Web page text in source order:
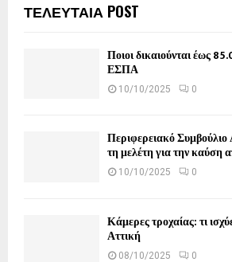
ΤΕΛΕΥΤΑΙΑ POST
Ποιοι δικαιούνται έως
ΕΣΠΑ
10/10/2025 0
Περιφερειακό
τη μελέτη για την καύση
10/10/2025 0
Κάμερες τροχαίας: τι
Αττική
08/10/2025 0